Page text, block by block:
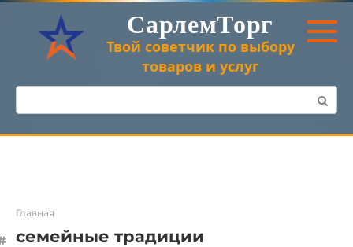
Перейти
контенту
СарлемТорг
Твой советчик по выбору
товаров и услуг
Поиск:
Главная
семейные традиции